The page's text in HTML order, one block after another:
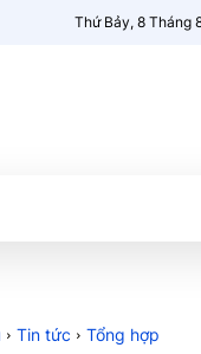
Thứ Bảy, 8 Tháng
Tin tức Tổng hợp